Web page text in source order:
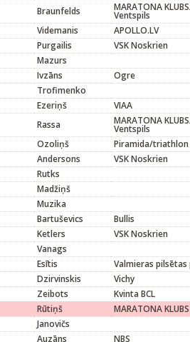
Braunfelds MARATONA
Ventspils
Videmanis
APOLLO.LV
Purgailis
VSK Noskrien
Mazurs
Ivzāns
Ogre
Trofimenko
Ezeriņš
VIAA
Rassa MARATONA
Ventspils
Ozoliņš
Piramida/triathlon
Andersons
VSK Noskrien
Rutks
Madžiņš
Muzika
Bartuševics
Bullis
Ketlers
VSK Noskrien
Vanags
Esītis
Valmieras pilsētas
Dzirvinskis
Vichy
Zeibots
Kvinta BCL
Rūtiņš
MARATONA KLUBS
Janovičs
Auzāns NBS